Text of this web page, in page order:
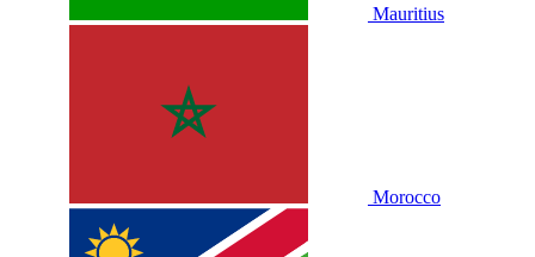
Mauritius
Morocco